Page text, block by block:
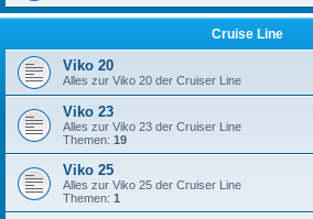
Cruise Line
Viko 20
Alles zur Viko 20 der Cruiser Line
Viko 23
Alles zur Viko 23 der Cruiser Line
Themen: 19
Viko 25
Alles zur Viko 25 der Cruiser Line
Themen: 1